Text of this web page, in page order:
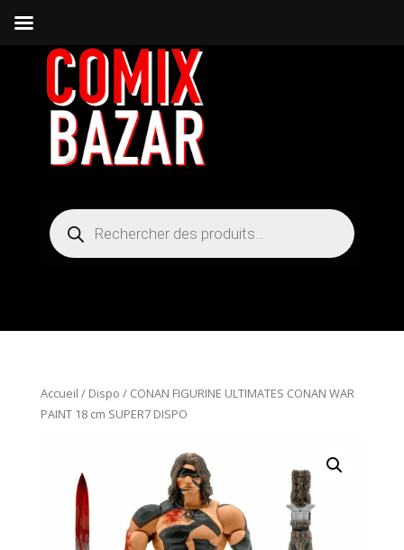
Recherche
de
produits
Accueil / Dispo / CONAN FIGURINE ULTIMATES CONAN WAR
PAINT 18 cm SUPER7 DISPO